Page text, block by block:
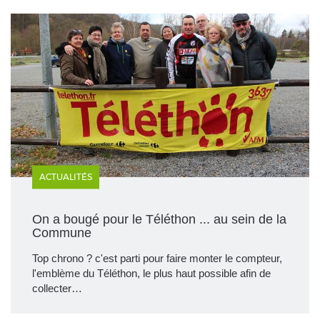
ACTUALITÉS
On a bougé pour le Téléthon ... au sein de la
Commune
Top chrono ? c'est parti pour faire monter le compteur,
l'emblème du Téléthon, le plus haut possible afin de
collecter…